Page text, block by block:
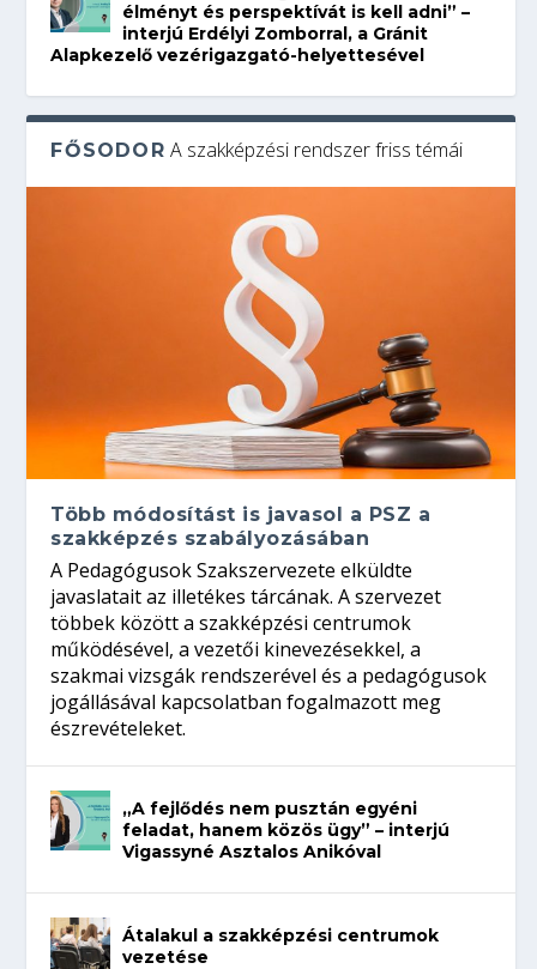
élményt és perspektívát is kell adni” –
interjú Erdélyi Zomborral, a Gránit
Alapkezelő vezérigazgató-helyettesével
FŐSODOR A szakképzési rendszer friss témái
Több módosítást is javasol a PSZ a
szakképzés szabályozásában
A Pedagógusok Szakszervezete elküldte
javaslatait az illetékes tárcának. A szervezet
többek között a szakképzési centrumok
működésével, a vezetői kinevezésekkel, a
szakmai vizsgák rendszerével és a pedagógusok
jogállásával kapcsolatban fogalmazott meg
észrevételeket.
„A fejlődés nem pusztán egyéni
feladat, hanem közös ügy” – interjú
Vigassyné Asztalos Anikóval
Átalakul a szakképzési centrumok
vezetése